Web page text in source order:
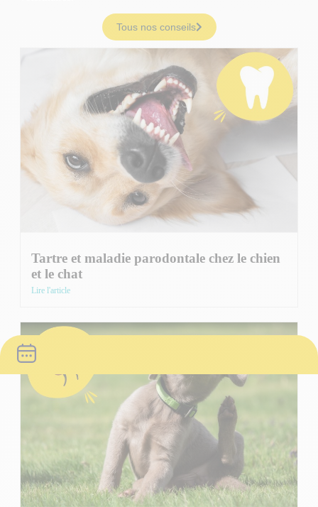
Tous nos conseils
Tartre et maladie parodontale chez le chien
et le chat
Lire l'article